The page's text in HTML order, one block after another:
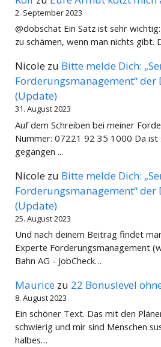
2. September 2023
@dobschat Ein Satz ist sehr
zu schämen, wenn man nichts gibt.
Nicole zu Bitte melde Dich:
Forderungsmanagement“ der
(Update)
31. August 2023
Auf dem Schreiben bei meiner
Nummer: 07221 92 35 1000 Da ist
gegangen ...
Nicole zu Bitte melde Dich:
Forderungsmanagement“ der
(Update)
25. August 2023
Und nach deinem Beitrag findet
Experte Forderungsmanagement
Bahn AG - JobCheck…
Maurice zu 22 Bonuslevel
8. August 2023
Ein schöner Text. Das mit den
schwierig und mir sind Menschen
halbes…